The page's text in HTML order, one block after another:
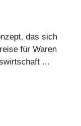
das sich
für Waren
...